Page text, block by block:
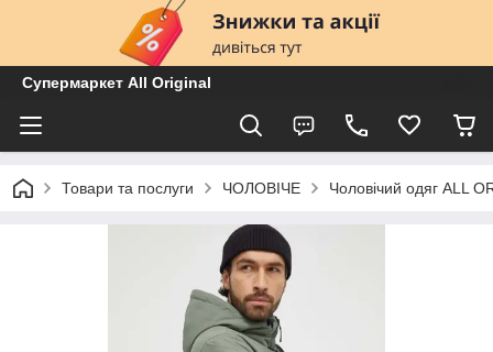
Супермаркет All Original
Товари та послуги ЧОЛОВІЧЕ Чоловічий одяг ALL